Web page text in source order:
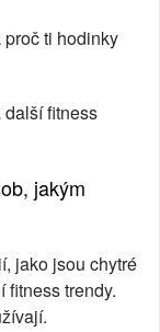
ti hodinky
další fitness
jakým
jako jsou chytré
fitness trendy.